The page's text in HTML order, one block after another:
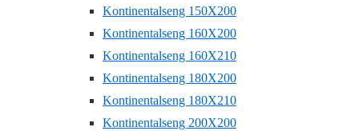
Kontinentalseng 150X200
Kontinentalseng 160X200
Kontinentalseng 160X210
Kontinentalseng 180X200
Kontinentalseng 180X210
Kontinentalseng 200X200